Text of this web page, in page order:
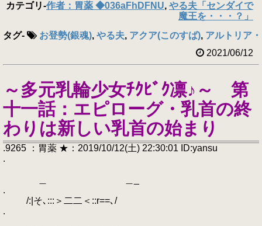
カテゴリ-作者：胃薬 ◆036aFhDFNU, やる夫「センダイで
魔王を・・・？」
タグ- お登勢(銀魂), やる夫, アクア(このすば), アルトリア
2021/06/12
～多元乳輪少女ﾁｸﾋﾞｸ凛♪～ 第
十一話：エピローグ・乳首の終
わりは新しい乳首の始まり
.9265 ：胃薬 ★：2019/10/12(土) 22:30:01 ID:yansu
.
.
/:|そ､:::＞二二＜::r==､/
.